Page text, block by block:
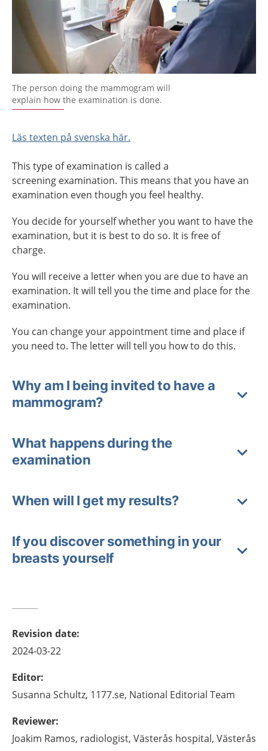
The person doing the mammogram will
explain how the examination is done.
Läs texten på svenska här.
This type of examination is called a
screening examination. This means that you have an
examination even though you feel healthy.
You decide for yourself whether you want to have the
examination, but it is best to do so. It is free of
charge.
You will receive a letter when you are due to have an
examination. It will tell you the time and place for the
examination.
You can change your appointment time and place if
you need to. The letter will tell you how to do this.
Why am I being invited to have a
mammogram?
What happens during the
examination
When will I get my results?
If you discover something in your
breasts yourself
Revision date:
2024-03-22
Editor:
Susanna Schultz, 1177.se, National Editorial Team
Reviewer:
Joakim Ramos, radiologist, Västerås hospital, Västerås